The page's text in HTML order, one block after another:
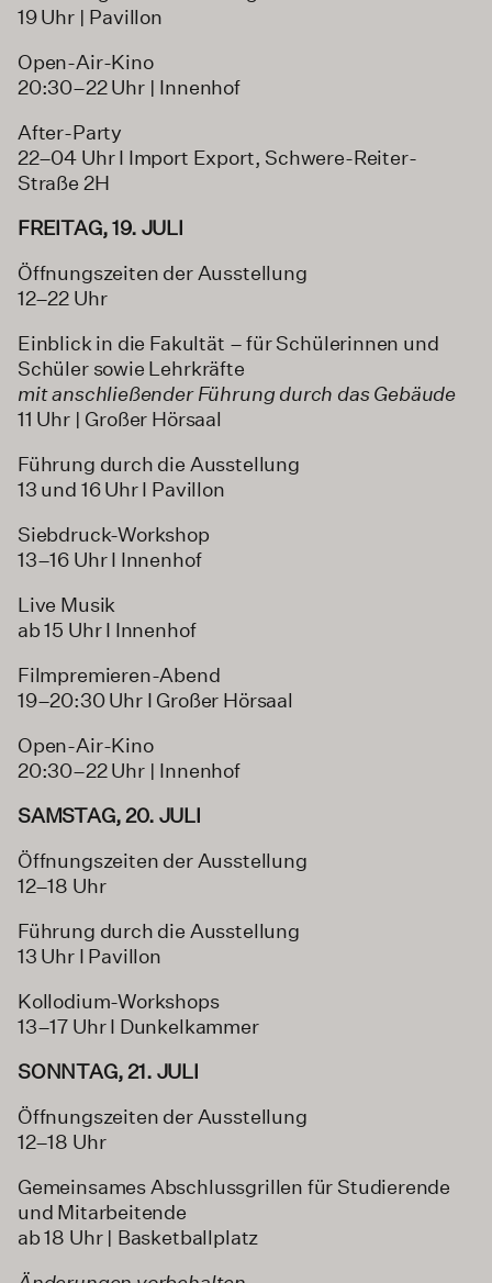
19 Uhr | Pavillon
Open-Air-Kino
20:30–22 Uhr | Innenhof
After-Party
22–04 Uhr I Import Export, Schwere-Reiter-
Straße 2H
FREITAG, 19. JULI
Öffnungszeiten der Ausstellung
12–22 Uhr
Einblick in die Fakultät – für Schülerinnen und
Schüler sowie Lehrkräfte
mit anschließender Führung durch das Gebäude
11 Uhr | Großer Hörsaal
Führung durch die Ausstellung
13 und 16 Uhr I Pavillon
Siebdruck-Workshop
13–16 Uhr I Innenhof
Live Musik
ab 15 Uhr I Innenhof
Filmpremieren-Abend
19–20:30 Uhr I Großer Hörsaal
Open-Air-Kino
20:30–22 Uhr | Innenhof
SAMSTAG, 20. JULI
Öffnungszeiten der Ausstellung
12–18 Uhr
Führung durch die Ausstellung
13 Uhr I Pavillon
Kollodium-Workshops
13–17 Uhr I Dunkelkammer
SONNTAG, 21. JULI
Öffnungszeiten der Ausstellung
12–18 Uhr
Gemeinsames Abschlussgrillen für Studierende
und Mitarbeitende
ab 18 Uhr | Basketballplatz